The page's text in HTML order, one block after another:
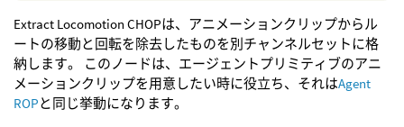
Extract Locomotion CHOPは、アニメーションクリップからル
ートの移動と回転を除去したものを別チャンネルセットに格
納します。 このノードは、エージェントプリミティブのアニ
メーションクリップを用意したい時に役立ち、それはAgent
ROPと同じ挙動になります。